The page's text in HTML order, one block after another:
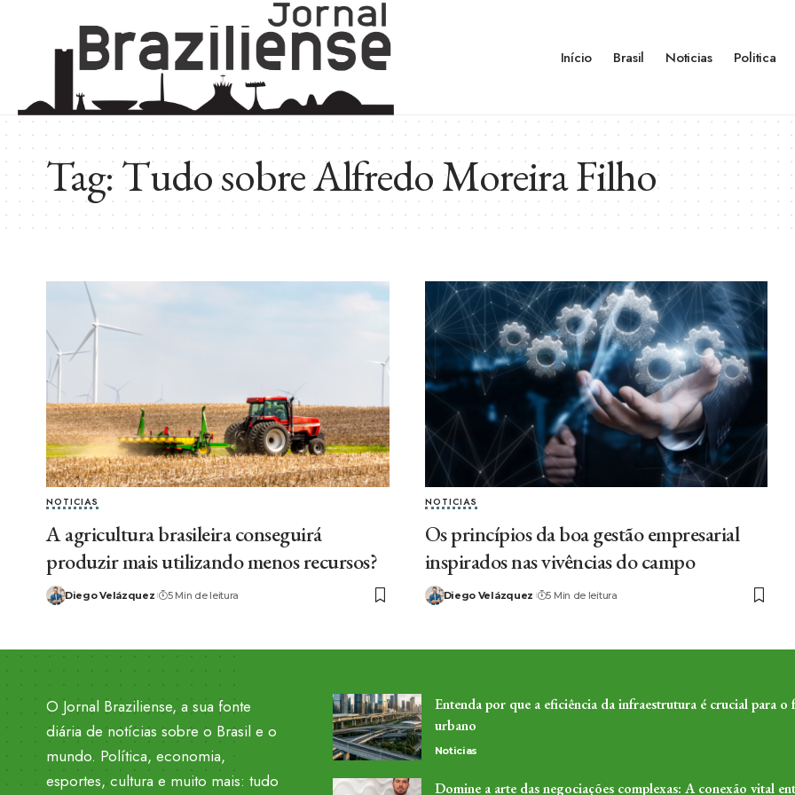
Início Brasil Noticias Politica
Tag:Tudo sobre Alfredo Moreira Filho
NOTICIAS
A agricultura brasileira conseguirá
produzir mais utilizando menos recursos?
Diego Velázquez 5 Min de leitura
NOTICIAS
Os princípios da boa gestão empresarial
inspirados nas vivências do campo
Diego Velázquez 5 Min de leitura
O Jornal Braziliense, a sua fonte
diária de notícias sobre o Brasil e o
mundo. Política, economia,
esportes, cultura e muito mais: tudo
Entenda por que a eficiência da infraestrutura é crucial para o
urbano
Noticias
Domine a arte das negociações complexas: A conexão vital